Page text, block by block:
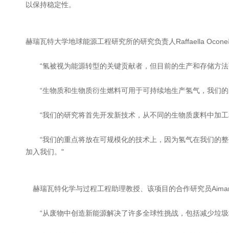
以保持稳定性。
赫瑞瓦特大学地球能源工程研究所的研究负责人Raffaella
“氢被视为能源转型的关键贡献者，但目前的生产和存储方
“生物质和生物质衍生燃料可用于可持续地生产氢气，我们的
“我们的研究将首先开发新技术，从不同的生物质废料中加
“我们的重点将放在可规模化的技术上，因为氢气在我们的整
加入我们。"
赫瑞瓦特化学与过程工程助理教授、该项目的合作研究员
“从废物中创造新能源解决了许多全球性挑战，包括减少垃